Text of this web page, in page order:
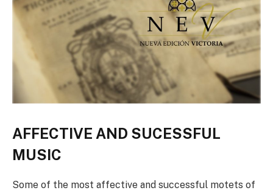
AFFECTIVE AND SUCESSFUL
MUSIC
Some of the most affective and successful motets of